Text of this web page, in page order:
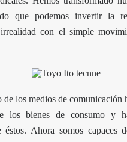
que podemos invertir la
con el simple
de los medios de comunicación
los bienes de consumo y
éstos. Ahora somos capaces